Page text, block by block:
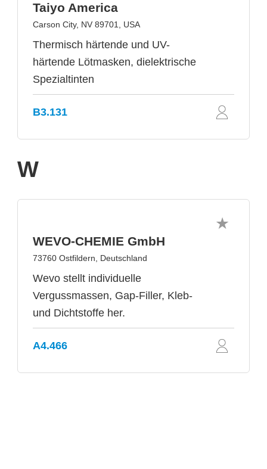
Taiyo America
Carson City, NV 89701, USA
Thermisch härtende und UV-
härtende Lötmasken, dielektrische
Spezialtinten
B3.131
W
WEVO-CHEMIE GmbH
73760 Ostfildern, Deutschland
Wevo stellt individuelle
Vergussmassen, Gap-Filler, Kleb-
und Dichtstoffe her.
A4.466